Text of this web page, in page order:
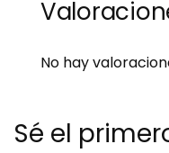
No hay
Sé el